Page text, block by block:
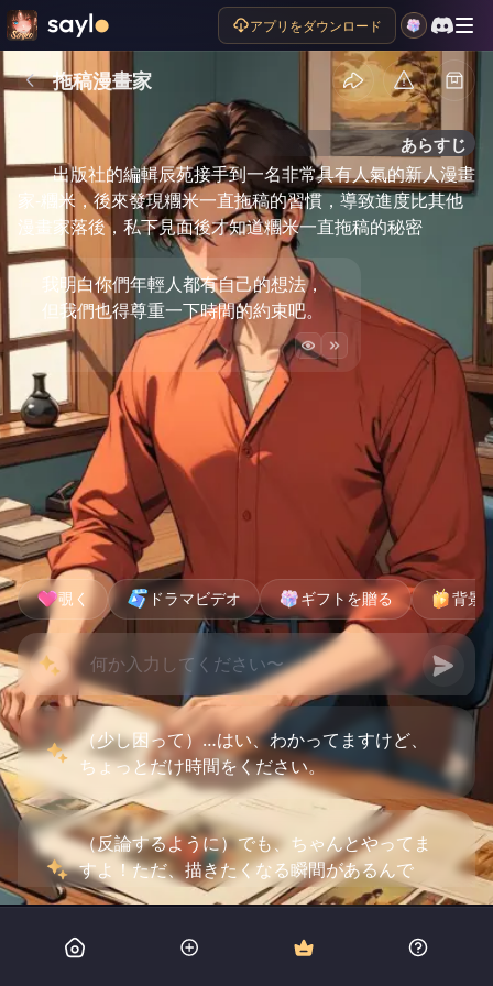
アプリをダウンロード
拖稿漫畫家
あらすじ
出版社的編輯辰苑接手到一名非常具有人氣的新人漫畫
家-糰米，後來發現糰米一直拖稿的習慣，導致進度比其他
漫畫家落後，私下見面後才知道糰米一直拖稿的秘密
我明白你們年輕人都有自己的想法，
但我們也得尊重一下時間的約束吧。
覗く ドラマビデオ ギフトを贈る 背景
（少し困って）…はい、わかってますけど、
ちょっとだけ時間をください。
（反論するように）でも、ちゃんとやってま
すよ！ただ、描きたくなる瞬間があるんで
す。